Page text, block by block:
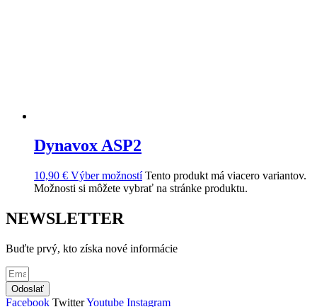
Dynavox ASP2
10,90 € Výber možností Tento produkt má viacero variantov.
Možnosti si môžete vybrať na stránke produktu.
NEWSLETTER
Buďte prvý, kto získa nové informácie
Odoslať
Facebook TwitterYoutube Instagram